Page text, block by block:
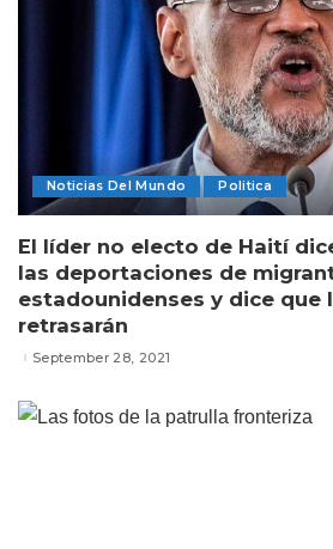
Noticias Del Mundo Politica
El líder no electo de Haití
las deportaciones de
estadounidenses y dice que
retrasarán
September 28, 2021